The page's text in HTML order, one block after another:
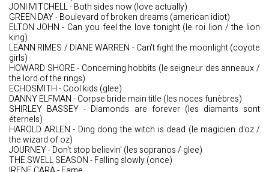
JONI MITCHELL - Both sides now (love actually)
GREEN DAY - Boulevard of broken dreams (american idiot)
ELTON JOHN - Can you feel the love tonight (le roi lion / the lion
king)
LEANN RIMES / DIANE WARREN - Can't fight the moonlight (coyote
girls)
HOWARD SHORE - Concerning hobbits (le seigneur des anneaux /
the lord of the rings)
ECHOSMITH - Cool kids (glee)
DANNY ELFMAN - Corpse bride main title (les noces funèbres)
SHIRLEY BASSEY - Diamonds are forever (les diamants sont
éternels)
HAROLD ARLEN - Ding dong the witch is dead (le magicien d'oz /
the wizard of oz)
JOURNEY - Don't stop believin' (les sopranos / glee)
THE SWELL SEASON - Falling slowly (once)